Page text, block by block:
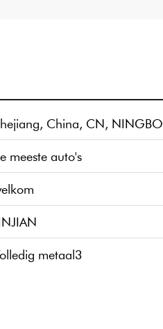
China, CN, NINGBO
meeste auto's
metaal3